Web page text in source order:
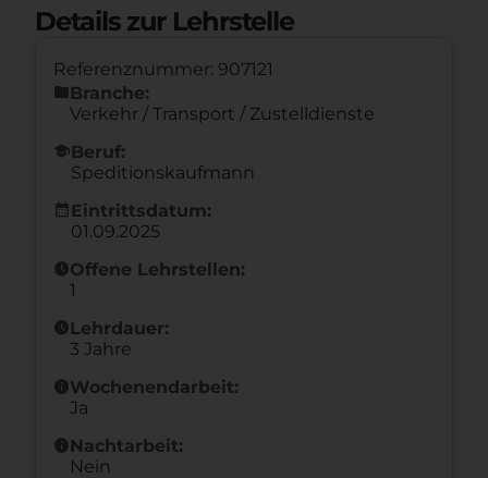
Details zur Lehrstelle
Referenznummer: 907121
folderBranche:
Verkehr / Transport / Zustelldienste
schoolBeruf:
Speditionskaufmann
calendar_month Eintrittsdatum:
01.09.2025
scheduleOffene Lehrstellen:
1
scheduleLehrdauer:
3 Jahre
infoWochenendarbeit:
Ja
infoNachtarbeit:
Nein